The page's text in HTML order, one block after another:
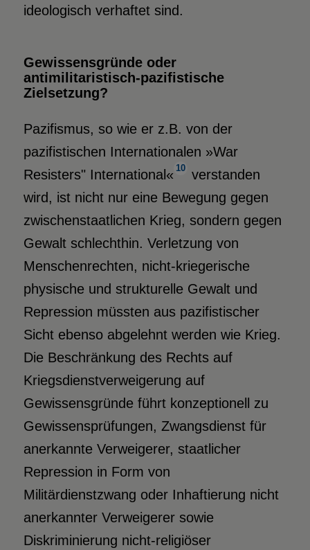
ideologisch verhaftet sind.
Gewissensgründe oder
antimilitaristisch-pazifistische
Zielsetzung?
Pazifismus, so wie er z.B. von der
pazifistischen Internationalen »War
Resisters" International« 10
verstanden
wird, ist nicht nur eine Bewegung gegen
zwischenstaatlichen Krieg, sondern gegen
Gewalt schlechthin. Verletzung von
Menschenrechten, nicht-kriegerische
physische und strukturelle Gewalt und
Repression müssten aus pazifistischer
Sicht ebenso abgelehnt werden wie Krieg.
Die Beschränkung des Rechts auf
Kriegsdienstverweigerung auf
Gewissensgründe führt konzeptionell zu
Gewissensprüfungen, Zwangsdienst für
anerkannte Verweigerer, staatlicher
Repression in Form von
Militärdienstzwang oder Inhaftierung nicht
anerkannter Verweigerer sowie
Diskriminierung nicht-religiöser